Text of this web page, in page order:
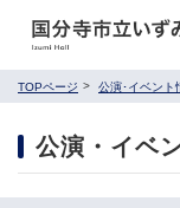
TOPページ 公演･イベント
公演・イベ